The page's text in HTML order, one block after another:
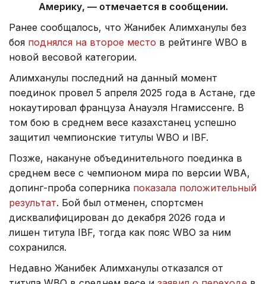
Америку, — отмечается в сообщении.
Ранее сообщалось, что Жанибек Алимханулы без
боя поднялся на второе место в рейтинге WBO в
новой весовой категории.
Алимханулы последний на данный момент
поединок провел 5 апреля 2025 года в Астане, где
нокаутировал француза Анауэля Нгамиссенге. В
том бою в среднем весе казахстанец успешно
защитил чемпионские титулы WBO и IBF.
Позже, накануне объединительного поединка в
среднем весе с чемпионом мира по версии WBA,
допинг-проба соперника показала положительный
результат. Бой был отменен, спортсмен
дисквалифицирован до декабря 2026 года и
лишен титула IBF, тогда как пояс WBO за ним
сохранился.
Недавно Жанибек Алимханулы отказался от